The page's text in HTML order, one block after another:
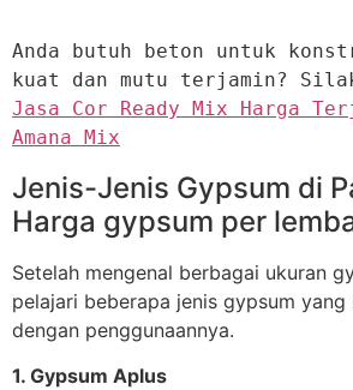
Anda butuh beton untuk
Jasa Cor Ready Mix Harga
Amana Mix
Jenis-Jenis Gypsum di
Harga gypsum per
Setelah mengenal berbagai ukuran
pelajari beberapa jenis gypsum yang
dengan penggunaannya.
1. Gypsum Aplus